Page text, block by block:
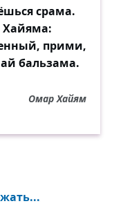
срама.
Хайяма:
прими,
бальзама.
Омар Хайям